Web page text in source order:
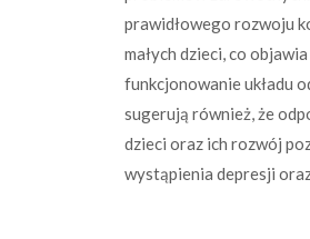
prawidłowego rozwoju
małych dzieci, co
funkcjonowanie układu
sugerują również, że
dzieci oraz ich rozwój
wystąpienia depresji